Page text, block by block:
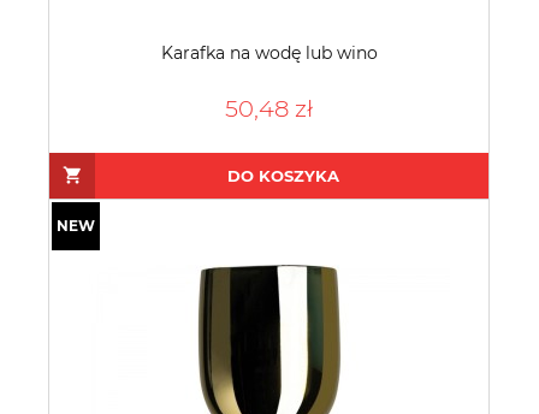
Karafka na wodę lub wino
50,48 zł
DO KOSZYKA